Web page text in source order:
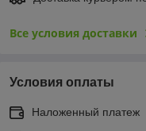
Все условия доставки
Условия оплаты
Наложенный платеж